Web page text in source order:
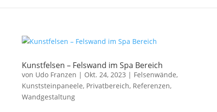
Kunstfelsen – Felswand im Spa Bereich
von Udo Franzen | Okt. 24, 2023 | Felsenwände,
Kunststeinpaneele, Privatbereich, Referenzen,
Wandgestaltung